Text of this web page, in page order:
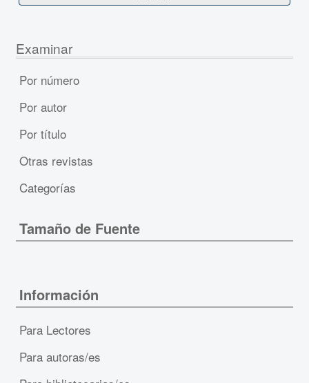
Examinar
Por número
Por autor
Por título
Otras revistas
Categorías
Tamaño de Fuente
Información
Para Lectores
Para autoras/es